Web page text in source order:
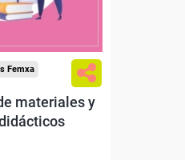
Femxa
materiales y